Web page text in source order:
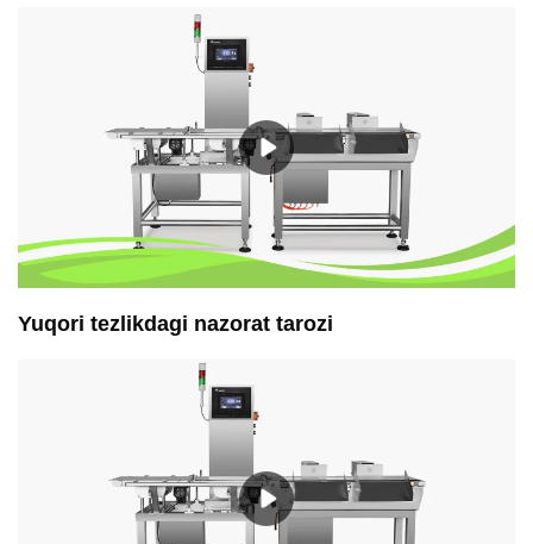
Yuqori tezlikdagi nazorat tarozi